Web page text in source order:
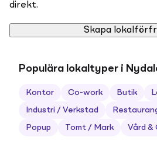
direkt.
Skapa
Populära lokaltyper i
Kontor Co-work Butik
Industri / Verkstad
Popup Tomt / Mark Vård &